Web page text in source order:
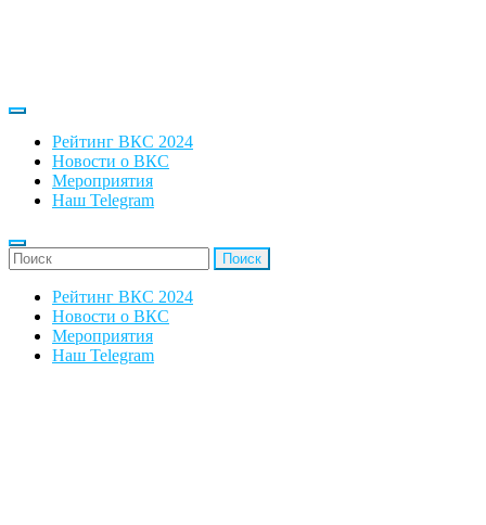
Рейтинг ВКС 2024
Новости о ВКС
Мероприятия
Наш Telegram
'Найти:
Рейтинг ВКС 2024
Новости о ВКС
Мероприятия
Наш Telegram